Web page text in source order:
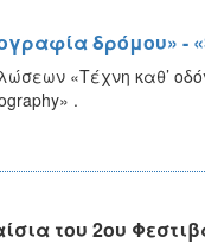
δρόμου» -
«Τέχνη καθ’
.
του 2ου